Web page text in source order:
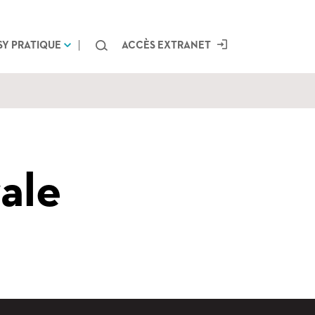
PRATIQUE ChercherACCÈS EXTRANET